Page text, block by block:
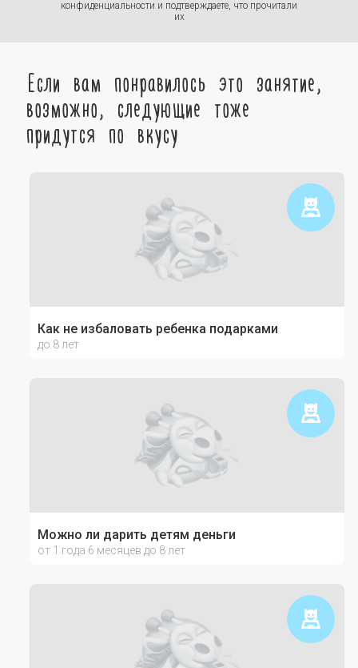
конфиденциальности и подтверждаете, что прочитали
их
Если вам понравилось это занятие,
возможно, следующие тоже
придутся по вкусу
Как не избаловать ребенка подарками
до 8 лет
Можно ли дарить детям деньги
от 1 года 6 месяцев до 8 лет